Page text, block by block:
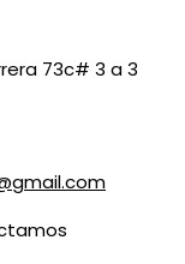
73c# 3 a 3